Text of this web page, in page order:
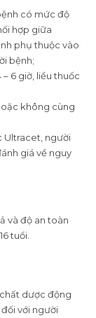
có mức độ
hợp giữa
phụ thuộc vào
bệnh;
– 6 giờ, liều thuốc
không cùng
Ultracet, người
giá về nguy
và độ an toàn
tuổi.
dược động
với người